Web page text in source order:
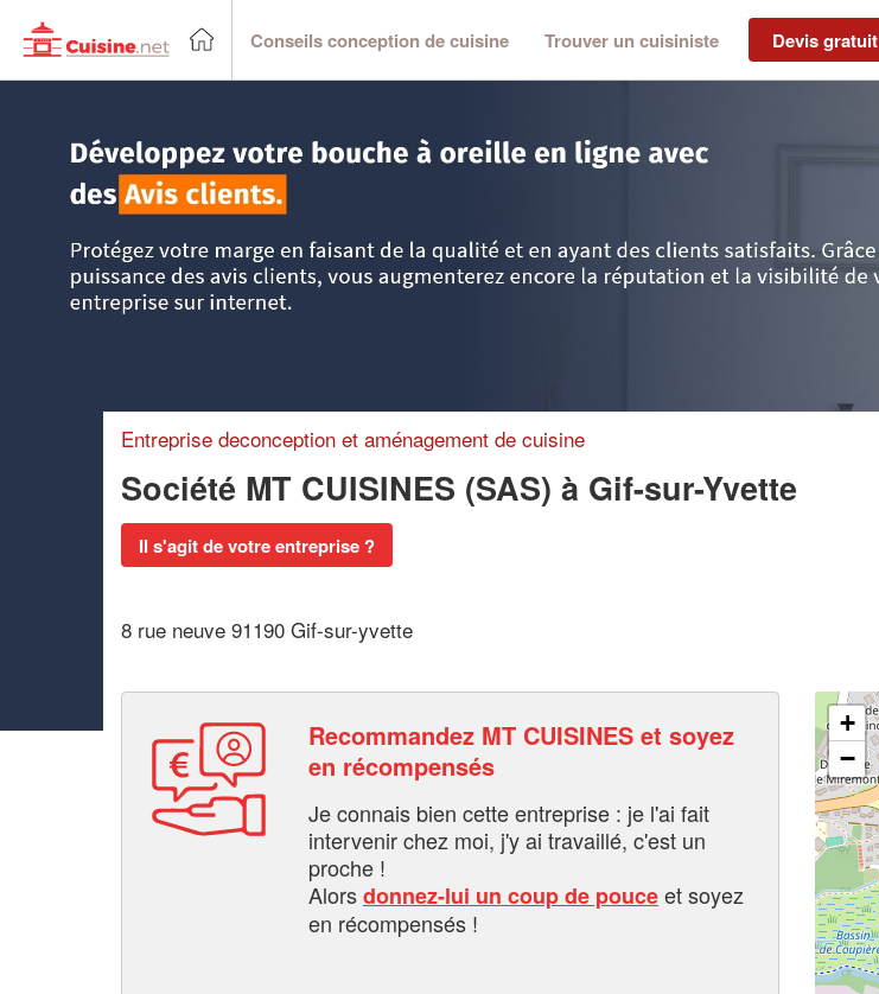
Conseils conception de cuisine Trouver un cuisiniste Devis gratuit
Entreprise deconception et aménagement de cuisine
Société MT CUISINES (SAS) à Gif-sur-Yvette
Il s'agit de votre entreprise ?
8 rue neuve 91190 Gif-sur-yvette
Recommandez MT CUISINES et soyez
en récompensés
Je connais bien cette entreprise : je l'ai fait
intervenir chez moi, j'y ai travaillé, c'est un
proche !
Alorsdonnez-lui un coup de pouceet soyez
en récompensés !
+
−